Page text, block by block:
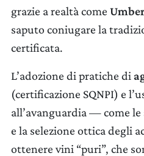
grazie a realtà come
saputo coniugare la
certificata.
L’adozione di pratiche di
(certificazione SQNPI) e
all’avanguardia — come
e la selezione ottica degli
ottenere vini “puri”, che